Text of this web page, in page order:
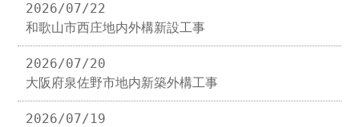
2026/07/22
和歌山市西庄地内外構新設工事
2026/07/20
大阪府泉佐野市地内新築外構工事
2026/07/19